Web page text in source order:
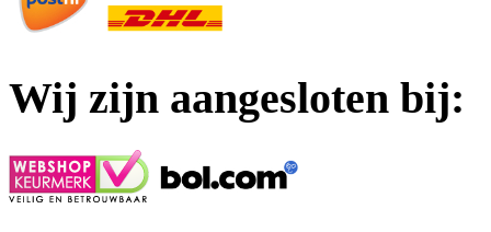
Wij zijn aangesloten bij: